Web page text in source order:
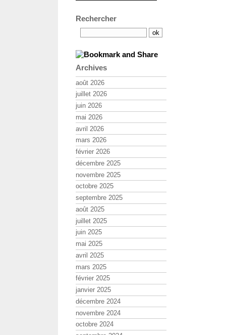
Rechercher
Archives
août 2026
juillet 2026
juin 2026
mai 2026
avril 2026
mars 2026
février 2026
décembre 2025
novembre 2025
octobre 2025
septembre 2025
août 2025
juillet 2025
juin 2025
mai 2025
avril 2025
mars 2025
février 2025
janvier 2025
décembre 2024
novembre 2024
octobre 2024